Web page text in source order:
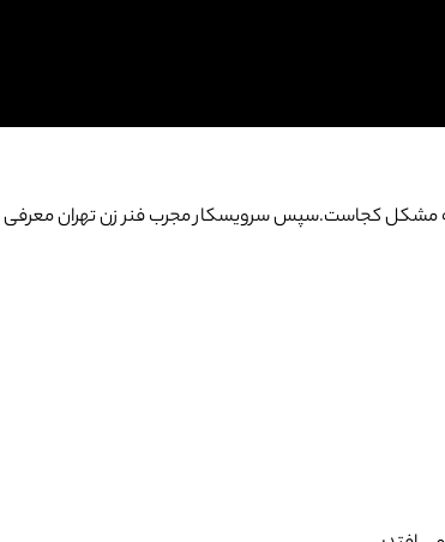
ریشه مشکل کجاست.سپس سرویسکار مجرب فنر زن تهران